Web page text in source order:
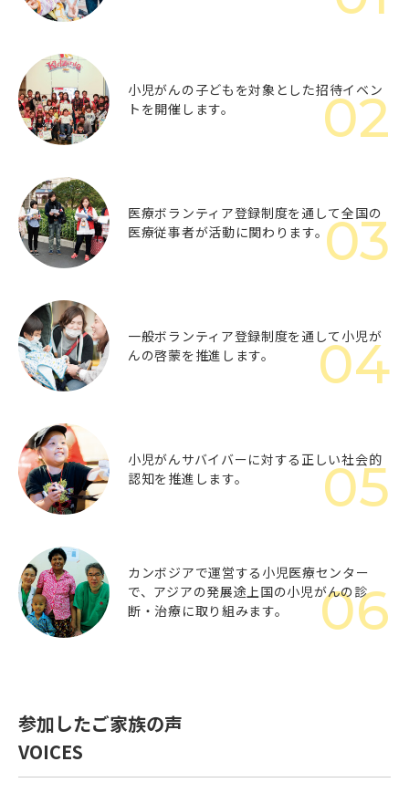
小児がんの子どもを対象とした招待イベン
トを開催します。
医療ボランティア登録制度を通して全国の
医療従事者が活動に関わります。
一般ボランティア登録制度を通して 小児が
んの啓蒙を推進します。
小児がんサバイバーに対する正しい社会的
認知を推進します。
カンボジアで運営する小児医療センター
で、 アジアの発展途上国の小児がんの診
断・治療に取り組みます。
参加したご家族の声
VOICES